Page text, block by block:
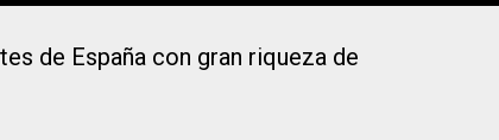
de España con gran riqueza de